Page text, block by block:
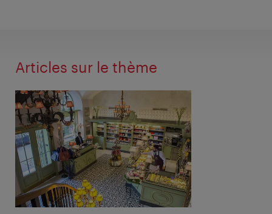
Articles sur le thème